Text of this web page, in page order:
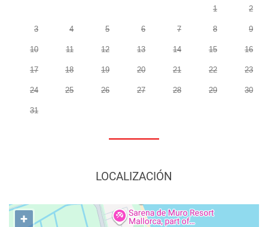
1 2
3 4 5 6 7 8 9
10 11 12 13 14 15 16
17 18 19 20 21 22 23
24 25 26 27 28 29 30
31
LOCALIZACIÓN
+